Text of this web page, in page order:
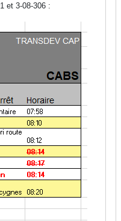
et 3-08-306 :